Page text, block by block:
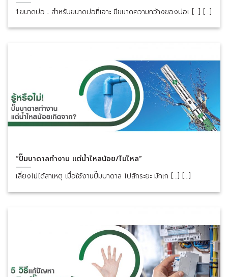
1.ขนาดบ่อ : สำหรับขนาดบ่อที่เจาะ มีขนาดความกว้างของบ่อเ [...] [...]
“ปั๊มบาดาลทำงาน แต่น้ำไหลน้อย/ไม่ไหล”
เลี่ยงไม่ได้สาเหตุ เมื่อใช้งานปั๊มบาดาล ไปสักระยะ มักเก [...] [...]